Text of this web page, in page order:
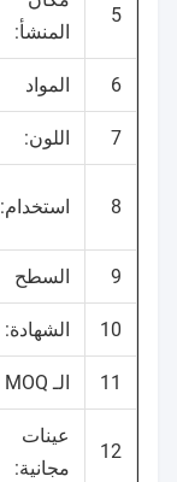
5
المنشأ:
6 المواد
7 اللون:
8 استخدام:
9 السطح
10 الشهادة:
11 الـ MOQ
12
عينات
مجانية: